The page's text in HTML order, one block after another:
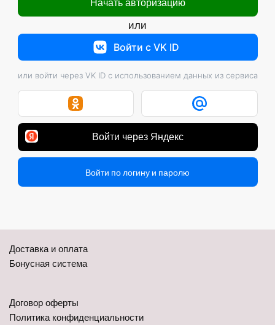
или
Войти с VK ID
или войти через VK ID с использованием данных из сервиса
Войти через Яндекс
Войти по логину и паролю
Доставка и оплата
Бонусная система
Договор оферты
Политика конфиденциальности